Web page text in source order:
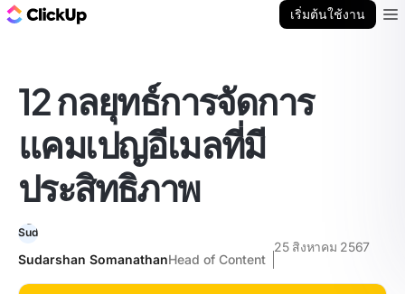
เริ่มต้นใช้งาน
12 กลยุทธ์การจัดการ
แคมเปญอีเมลที่มี
ประสิทธิภาพ
Sudarshan SomanathanHead of Content
25 สิงหาคม 2567